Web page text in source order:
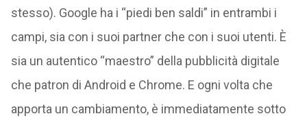
stesso). Google ha i “piedi ben saldi” in entrambi i
campi, sia con i suoi partner che con i suoi utenti. È
sia un autentico “maestro” della pubblicità digitale
che patron di Android e Chrome. E ogni volta che
apporta un cambiamento, è immediatamente sotto